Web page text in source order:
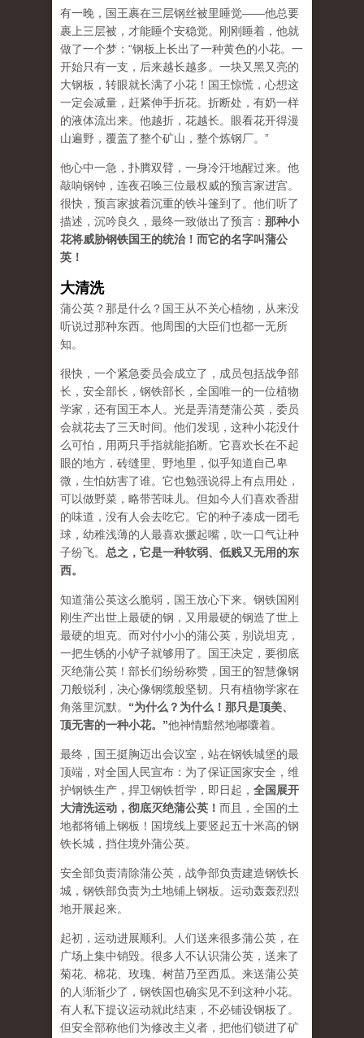
有一晚，国王裹在三层钢丝被里睡觉——他总要
裹上三层被，才能睡个安稳觉。刚刚睡着，他就
做了一个梦：“钢板上长出了一种黄色的小花。一
开始只有一支，后来越长越多。一块又黑又亮的
大钢板，转眼就长满了小花！国王惊慌，心想这
一定会减量，赶紧伸手折花。折断处，有奶一样
的液体流出来。他越折，花越长。眼看花开得漫
山遍野，覆盖了整个矿山，整个炼钢厂。”
他心中一急，扑腾双臂，一身冷汗地醒过来。他
敲响钢钟，连夜召唤三位最权威的预言家进宫。
很快，预言家披着沉重的铁斗篷到了。他们听了
描述，沉吟良久，最终一致做出了预言： 那种小
花将威胁钢铁国王的统治！而它的名字叫蒲公
英！
大清洗
蒲公英？那是什么？国王从不关心植物，从来没
听说过那种东西。他周围的大臣们也都一无所
知。
很快，一个紧急委员会成立了，成员包括战争部
长，安全部长，钢铁部长，全国唯一的一位植物
学家，还有国王本人。光是弄清楚蒲公英，委员
会就花去了三天时间。他们发现，这种小花没什
么可怕，用两只手指就能掐断。它喜欢长在不起
眼的地方，砖缝里、野地里，似乎知道自己卑
微，生怕妨害了谁。它也勉强说得上有点用处，
可以做野菜，略带苦味儿。但如今人们喜欢香甜
的味道，没有人会去吃它。它的种子凑成一团毛
球，幼稚浅薄的人最喜欢撅起嘴，吹一口气让种
子纷飞。 总之，它是一种软弱、低贱又无用的东
西。
知道蒲公英这么脆弱，国王放心下来。钢铁国刚
刚生产出世上最硬的钢，又用最硬的钢造了世上
最硬的坦克。而对付小小的蒲公英，别说坦克，
一把生锈的小铲子就够用了。国王决定，要彻底
灭绝蒲公英！部长们纷纷称赞，国王的智慧像钢
刀般锐利，决心像钢缆般坚韧。只有植物学家在
角落里沉默。 “为什么？为什么！那只是顶美、
顶无害的一种小花。 ”他神情黯然地嘟囔着。
最终，国王挺胸迈出会议室，站在钢铁城堡的最
顶端，对全国人民宣布：为了保证国家安全，维
护钢铁生产，捍卫钢铁哲学，即日起， 全国展开
大清洗运动，彻底灭绝蒲公英！ 而且，全国的土
地都将铺上钢板！国境线上要竖起五十米高的钢
铁长城，挡住境外蒲公英。
安全部负责清除蒲公英，战争部负责建造钢铁长
城，钢铁部负责为土地铺上钢板。运动轰轰烈烈
地开展起来。
起初，运动进展顺利。人们送来很多蒲公英，在
广场上集中销毁。很多人不认识蒲公英，送来了
菊花、棉花、玫瑰、树苗乃至西瓜。来送蒲公英
的人渐渐少了，钢铁国也确实见不到这种小花。
有人私下提议运动就此结束，不必铺设钢板了。
但安全部称他们为修改主义者，把他们锁进了矿